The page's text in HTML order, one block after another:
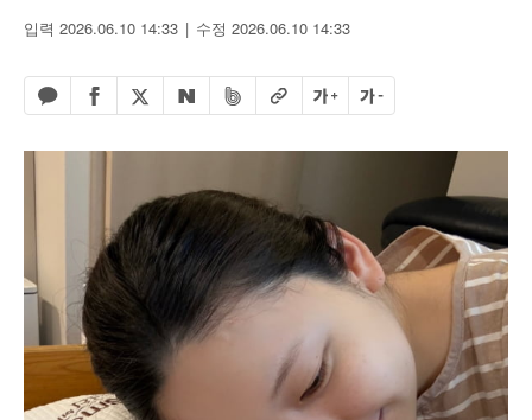
입력 2026.06.10 14:33 수정 2026.06.10 14:33
카카오톡 공유하기
페이스북 공유하기
엑스 공유하기
네이버 공유하기
밴드 공유하기
URL복사글자 크게글자 작게